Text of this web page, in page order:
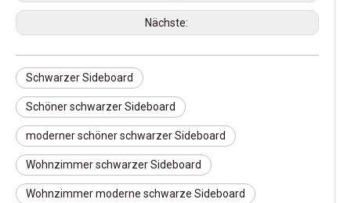
Nächste:
Schwarzer Sideboard
Schöner schwarzer Sideboard
moderner schöner schwarzer Sideboard
Wohnzimmer schwarzer Sideboard
Wohnzimmer moderne schwarze Sideboard